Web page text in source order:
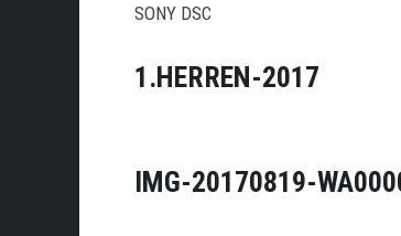
SONY DSC
1.HERREN-2017
IMG-20170819-